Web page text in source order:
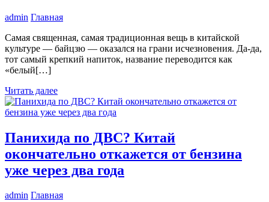
admin Главная
Самая священная, самая традиционная вещь в китайской
культуре — байцзю — оказался на грани исчезновения. Да-да,
тот самый крепкий напиток, название переводится как
«белый[…]
Читать далее
Панихида по ДВС? Китай
окончательно откажется от бензина
уже через два года
admin Главная